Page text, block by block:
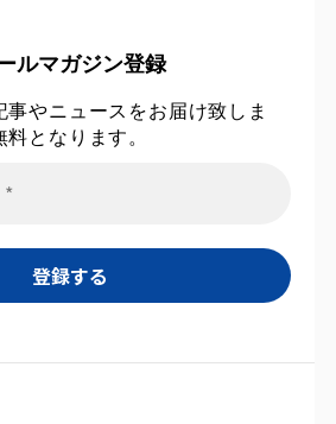
ルマガジン登録
事やニュースをお届け致しま
となります。